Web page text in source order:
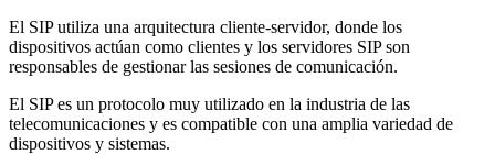
El SIP utiliza una arquitectura cliente-servidor, donde los
dispositivos actúan como clientes y los servidores SIP son
responsables de gestionar las sesiones de comunicación.
El SIP es un protocolo muy utilizado en la industria de las
telecomunicaciones y es compatible con una amplia variedad de
dispositivos y sistemas.